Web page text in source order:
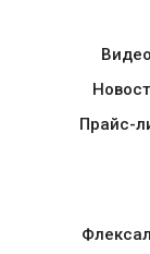
Видео
Прайс-